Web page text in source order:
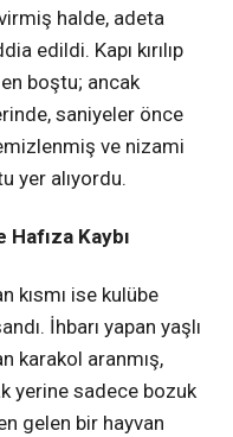
halde, adeta
edildi. Kapı kırılıp
boştu; ancak
saniyeler önce
ve nizami
yer alıyordu.
Kaybı
kısmı ise kulübe
. İhbarı yapan yaşlı
karakol aranmış,
yerine sadece bozuk
gelen bir hayvan